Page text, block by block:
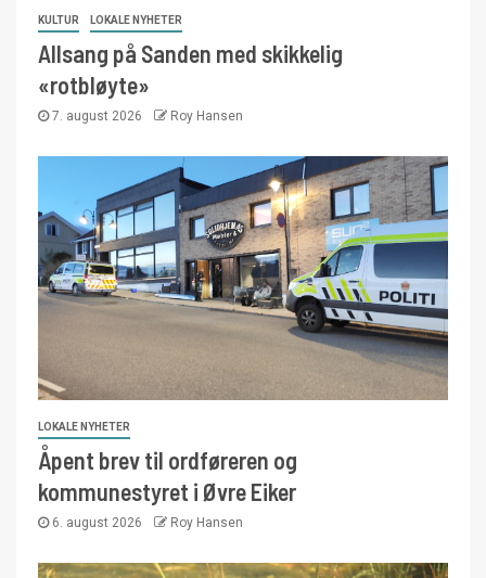
KULTUR LOKALE NYHETER
Allsang på Sanden med skikkelig
«rotbløyte»
7. august 2026 Roy Hansen
LOKALE NYHETER
Åpent brev til ordføreren og
kommunestyret i Øvre Eiker
6. august 2026 Roy Hansen